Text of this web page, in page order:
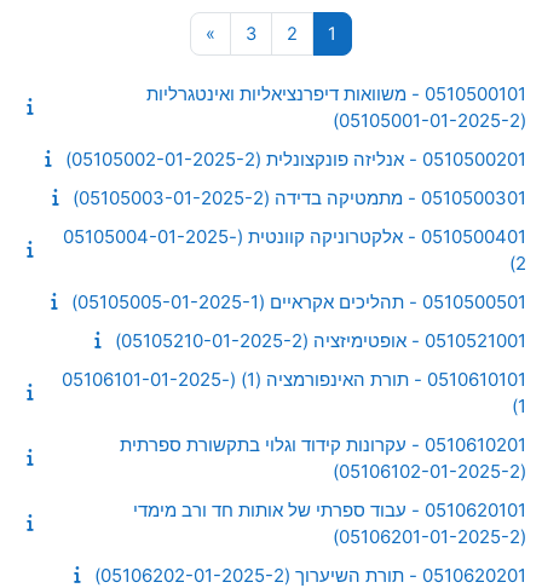
1 עמוד 1
2 עמוד 2
3 עמוד 3
»
0510500101 - משוואות דיפרנציאליות ואינטגרליות
(05105001-01-2025-2)
0510500201 - אנליזה פונקצונלית (05105002-01-2025-2)
0510500301 - מתמטיקה בדידה (05105003-01-2025-2)
0510500401 - אלקטרוניקה קוונטית (05105004-01-2025-
2)
0510500501 - תהליכים אקראיים (05105005-01-2025-1)
0510521001 - אופטימיזציה (05105210-01-2025-2)
0510610101 - תורת האינפורמציה (1) (05106101-01-2025-
1)
0510610201 - עקרונות קידוד וגלוי בתקשורת ספרתית
(05106102-01-2025-2)
0510620101 - עבוד ספרתי של אותות חד ורב מימדי
(05106201-01-2025-2)
0510620201 - תורת השיערוך (05106202-01-2025-2)